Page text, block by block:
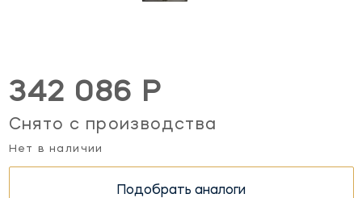
342 086 Р
Снято с производства
Нет в наличии
Подобрать аналоги